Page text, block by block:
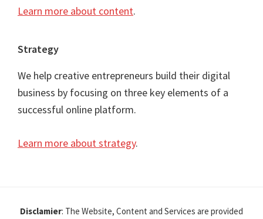
Learn more about content.
Strategy
We help creative entrepreneurs build their digital
business by focusing on three key elements of a
successful online platform.
Learn more about strategy.
Disclamier: The Website, Content and Services are provided